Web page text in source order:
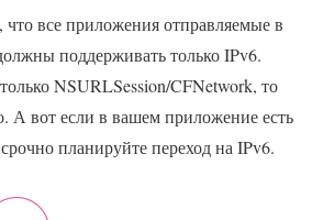
все приложения отправляемые в
поддерживать только IPv6.
NSURLSession/CFNetwork, то
А вот если в вашем приложение есть
планируйте переход на IPv6.